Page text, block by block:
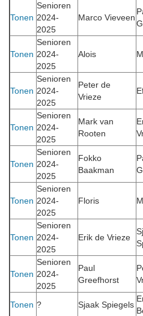
Tonen
Senioren
2024-
2025
Marco Vieveen
Tonen
Senioren
2024-
2025
Alois
Tonen
Senioren
2024-
2025
Peter de
Vrieze
Tonen
Senioren
2024-
2025
Mark van
Rooten
Tonen
Senioren
2024-
2025
Fokko
Baakman
Tonen
Senioren
2024-
2025
Floris
Tonen
Senioren
2024-
2025
Erik de Vrieze
Tonen
Senioren
2024-
2025
Paul
Greefhorst
Tonen ? Sjaak Spiegels